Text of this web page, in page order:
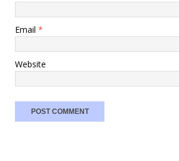
Email *
Website